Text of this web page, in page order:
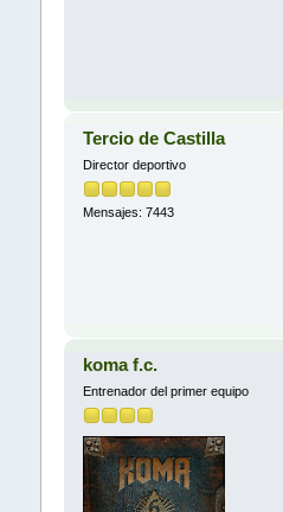
Tercio de Castilla
Director deportivo
Mensajes: 7443
koma f.c.
Entrenador del primer equipo